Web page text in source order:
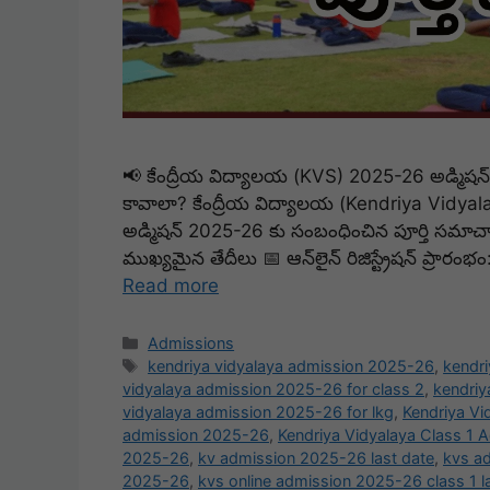
📢 కేంద్రీయ విద్యాలయ (KVS) 2025-26 అడ్మిషన్
కావాలా? కేంద్రీయ విద్యాలయ (Kendriya
అడ్మిషన్ 2025-26 కు సంబంధించిన పూర్తి
ముఖ్యమైన తేదీలు 📅 ఆన్‌లైన్ రిజిస్ట్రేషన్
Read more
Categories
Admissions
Tags
kendriya vidyalaya admission 2025-26,
vidyalaya admission 2025-26 for class 2,
vidyalaya admission 2025-26 for lkg, Kendriya
admission 2025-26, Kendriya Vidyalaya Class 1
2025-26, kv admission 2025-26 last date, kvs
2025-26, kvs online admission 2025-26 class 1